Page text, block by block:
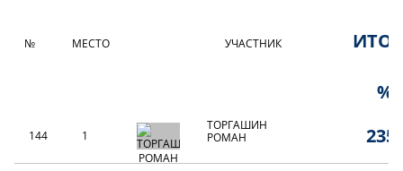
№ МЕСТО УЧАСТНИК
%
144 1
ТОРГАШИН
РОМАН